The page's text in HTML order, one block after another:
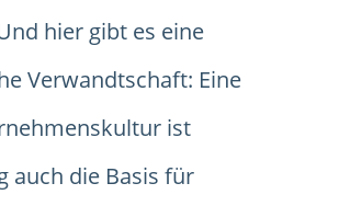
hier gibt es eine
Verwandtschaft: Eine
ist
auch die Basis für